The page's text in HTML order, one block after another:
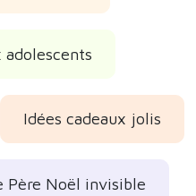
adolescents
Idées cadeaux jolis
Père Noël invisible